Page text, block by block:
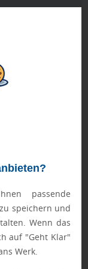
passende
speichern und
Wenn das
auf "Geht Klar"
Werk.
3er Pack